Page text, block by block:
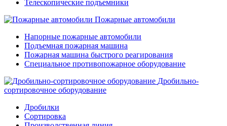
Телескопические подъемники
Пожарные автомобили
Напорные пожарные автомобили
Подъемная пожарная машина
Пожарная машина быстрого реагирования
Специальное противопожарное оборудование
Дробильно-
сортировочное оборудование
Дробилки
Сортировка